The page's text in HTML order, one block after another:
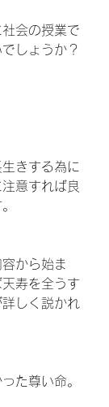
会の授業で
しょうか？
きする為に
意すれば良
から始ま
寿を全うす
しく説かれ
た尊い命。